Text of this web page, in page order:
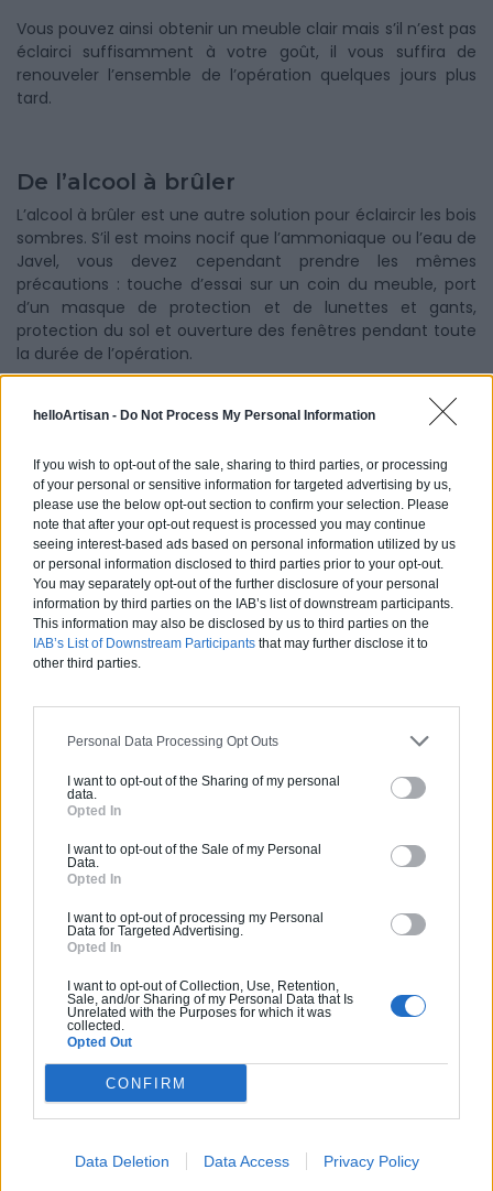
helloArtisan - Do Not Process My Personal Information
If you wish to opt-out of the sale, sharing to third parties, or processing
of your personal or sensitive information for targeted advertising by us,
please use the below opt-out section to confirm your selection. Please
note that after your opt-out request is processed you may continue
seeing interest-based ads based on personal information utilized by us
or personal information disclosed to third parties prior to your opt-out.
You may separately opt-out of the further disclosure of your personal
information by third parties on the IAB’s list of downstream participants.
This information may also be disclosed by us to third parties on the
IAB’s List of Downstream Participants that may further disclose it to
other third parties.
Personal Data Processing Opt Outs
I want to opt-out of the Sharing of my personal
data.
Opted In
I want to opt-out of the Sale of my Personal
Data.
Opted In
I want to opt-out of processing my Personal
Data for Targeted Advertising.
Opted In
I want to opt-out of Collection, Use, Retention,
Sale, and/or Sharing of my Personal Data that Is
Unrelated with the Purposes for which it was
collected.
Opted Out
CONFIRM
Data Deletion Data Access Privacy Policy
Vous pouvez ainsi obtenir un meuble clair mais s’il n’est pas
éclairci suffisamment à votre goût, il vous suffira de
renouveler l’ensemble de l’opération quelques jours plus
tard.
De l’alcool à brûler
L’alcool à brûler est une autre solution pour éclaircir les bois
sombres. S’il est moins nocif que l’ammoniaque ou l’eau de
Javel, vous devez cependant prendre les mêmes
précautions : touche d’essai sur un coin du meuble, port
d’un masque de protection et de lunettes et gants,
protection du sol et ouverture des fenêtres pendant toute
la durée de l’opération.
en chêne avec le décolorant bois ?
En plus des méthodes que nous avons évoquées, il est
possible de décolorer un meuble en bois foncéou rénover
une fenêtre en boisavec undécolorant bois acheté
dans une enseigne de bricolage.
N’hésitez pas à demander l’avis d’un vendeur, pour choisir
le produit le plus adapté selon la teinte et le type de bois
en commençant par un décapage à l’aide de papier de
Après le décapage, vous allez appliquer une couche de
aussi à protéger vos mains et à porter un masque
notamment. Le travail se fait aussi avec les fenêtres
Le séchage dure ensuite quelques heures avant d’appliquer
une autre couche de décolorant. Une poudre de bois peut
apparaitre. Il faut alors préparerun mélange d’un volume
de vinaigre pour 4 volumes d’eauet imbiber un chiffon
de se produit pour le passer délicatement sur votre
surface.
convient, vous pourrez les passer au vernis ou les cirer. S’ils